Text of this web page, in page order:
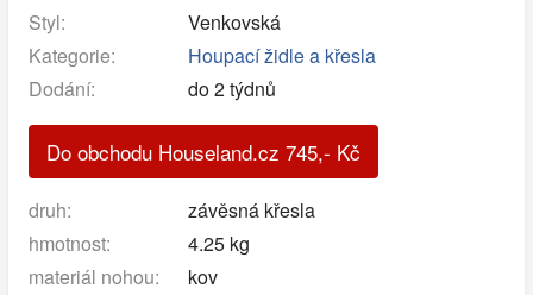
Styl:
Venkovská
Kategorie:
Houpací židle a křesla
Dodání:
do 2 týdnů
Do obchodu Houseland.cz 745,- Kč
druh:
závěsná křesla
hmotnost:
4.25 kg
materiál nohou:
kov